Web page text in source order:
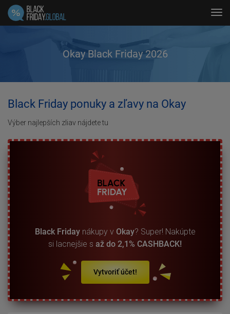
Okay Black Friday 2026
Black Friday ponuky a zľavy na Okay
Výber najlepších zliav nájdete tu
Black Fridaynákupy v Okay? Super! Nakúpte
si lacnejšie s až do 2,1% CASHBACK!
Vytvoriť účet!